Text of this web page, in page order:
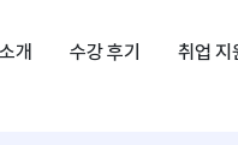
개 수강 후기 취업 지